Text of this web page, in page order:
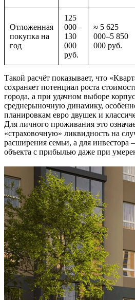
Отложенная
покупка на
год
125
000–
130
000
руб.
≈ 5 625
000–5 850
000 руб.
Такой расчёт показывает, что
сохраняет потенциал роста
города, а при удачном выборе
среднерыночную динамику,
планировкам евро двушек и
Для личного проживания это
«страховочную» ликвидность на
расширения семьи, а для
объекта с прибылью даже при